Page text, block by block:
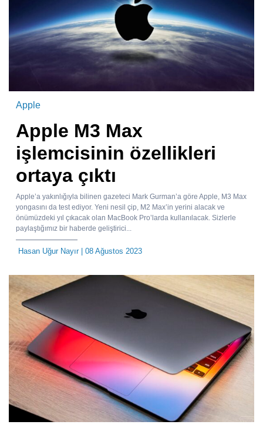
Apple
Apple M3 Max
işlemcisinin özellikleri
ortaya çıktı
Apple’a yakınlığıyla bilinen gazeteci Mark Gurman’a göre Apple, M3 Max
yongasını da test ediyor. Yeni nesil çip, M2 Max’in yerini alacak ve
önümüzdeki yıl çıkacak olan MacBook Pro’larda kullanılacak. Sizlerle
paylaştığımız bir haberde geliştirici...
Hasan Uğur Nayır| 08 Ağustos 2023